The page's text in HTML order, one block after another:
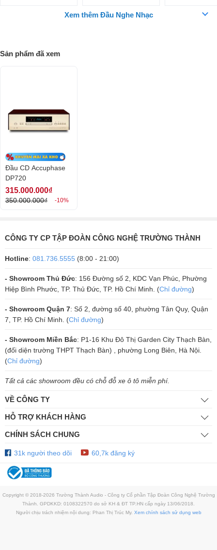
Ổ đọc đĩa CD/SACD cao cấp
đọc CD/SACD có thể giải mã và trình diễn đĩa ở định dạng CD và
SACD. Đầu phát có bộ đọc đĩa hoạt động với cơ chế tải đĩa siêu tĩnh
nên quá trình hoạt động được diễn ra trơn tru và ổn định.
Ổ đĩa của đầu CD Accuphase DP720 được đặt trong hệ thống khung
Hệ thống mạch sắp xếp khoa học
Các hệ thống, linh kiện của đầu phát CD Accuphase DP720 được thiết
hiệu. Bên phải hệ thống bo mạch là mạch kỹ thuật số và chip DAC.
Mạch Analog nằm bên trái dưới khu cấp nguồn của máy, bo mạch điều
mạch là các tấm kim loại đem đến cho đầu CD Accuphase DP720 có
thể lọc nhiễu điện từ cho quá trình xử lý hệ thống bo mạch chắc chắn
hơn.
Xem thêm Đầu Nghe Nhạc
Sản phẩm đã xem
Đầu CD Accuphase
DP720
315.000.000₫
350.000.000₫ -10%
CÔNG TY CP TẬP ĐOÀN CÔNG NGHỆ TRƯỜNG THÀNH
Hotline: 081.736.5555 (8:00 - 21:00)
- Showroom Thủ Đức: 156 Đường số 2, KDC Vạn Phúc, Phường
Hiệp Bình Phước, TP. Thủ Đức, TP. Hồ Chí Minh. (Chỉ đường)
- Showroom Quận 7: Số 2, đường số 40, phường Tân Quy, Quận
7, TP. Hồ Chí Minh. (Chỉ đường)
- Showroom Miền Bắc: P1-16 Khu Đô Thị Garden City Thạch Bàn,
(đối diện trường THPT Thạch Bàn) , phường Long Biên, Hà Nội.
(Chỉ đường)
Tất cả các showroom đều có chỗ đỗ xe ô tô miễn phí.
VỀ CÔNG TY
HỖ TRỢ KHÁCH HÀNG
CHÍNH SÁCH CHUNG
31k người theo dõi 60,7k đăng ký
Copyright © 2018-2026 Trường Thành Audio - Công ty Cổ phần Tập Đoàn Công Nghệ Trường
Thành. GPDKKD: 0108322570 do sở KH & ĐT TP.HN cấp ngày 13/06/2018.
Người chịu trách nhiệm nội dung: Phan Thị Trúc My. Xem chính sách sử dụng web